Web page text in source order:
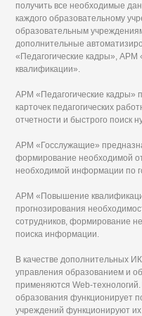
получить все необходимые
каждого образовательному
образовательным
дополнительные
«Педагогические кадры»,
квалификации».
АРМ «Педагогические кадры»
карточек педагогических
отчетности и быстрого поиск
АРМ «Госслужащие»
формирование необходимой
необходимой информации по
АРМ «Повышение
прогнозирования
сотрудников, формирование
поиска информации.
В качестве дополнительных
управления образованием и
применяются Web-
образования функционирует
учреждений функционируют